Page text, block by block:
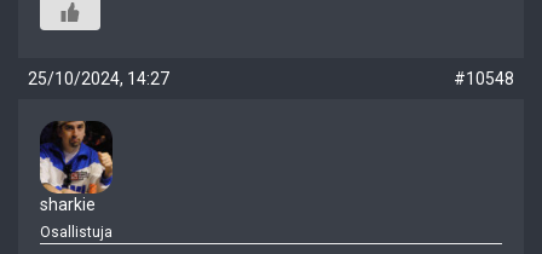
25/10/2024, 14:27 #10548
sharkie
Osallistuja